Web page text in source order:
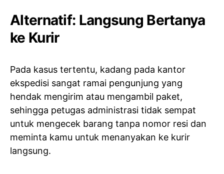
Alternatif: Langsung Bertanya
ke Kurir
Pada kasus tertentu, kadang pada kantor
ekspedisi sangat ramai pengunjung yang
hendak mengirim atau mengambil paket,
sehingga petugas administrasi tidak sempat
untuk mengecek barang tanpa nomor resi dan
meminta kamu untuk menanyakan ke kurir
langsung.